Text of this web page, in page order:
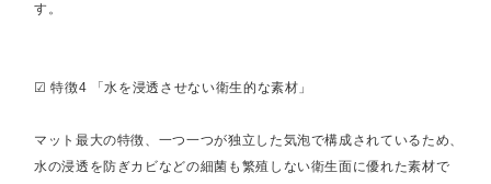
す。
☑︎ 特徴4 「水を浸透させない衛生的な素材」
マット最大の特徴、一つ一つが独立した気泡で構成されているため、
水の浸透を防ぎカビなどの細菌も繁殖しない衛生面に優れた素材で